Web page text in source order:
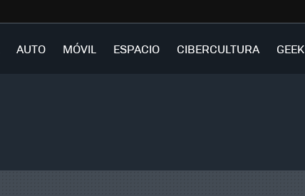
AUTO MÓVIL ESPACIO CIBERCULTURA GEEK